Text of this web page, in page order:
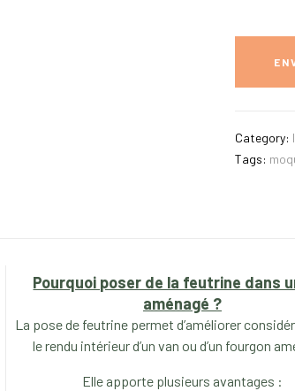
Category:
Tags:
Pourquoi poser de la feutrine dans
aménagé ?
La pose de feutrine permet d’améliorer
le rendu intérieur d’un van ou d’un fourgon
Elle apporte plusieurs avantages :